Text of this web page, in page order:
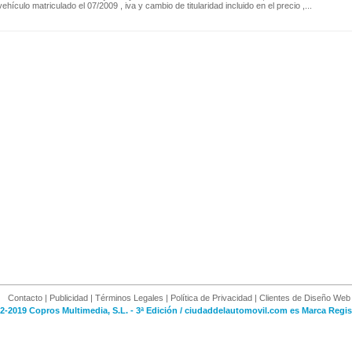
vehículo matriculado el 07/2009 , iva y cambio de titularidad incluido en el precio ,...
Contacto | Publicidad | Términos Legales | Política de Privacidad | Clientes de Diseño Web
2019 Copros Multimedia, S.L. - 3ª Edición / ciudaddelautomovil.com es Marca